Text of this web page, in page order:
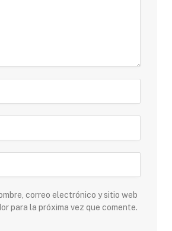
correo electrónico y sitio web
para la próxima vez que comente.